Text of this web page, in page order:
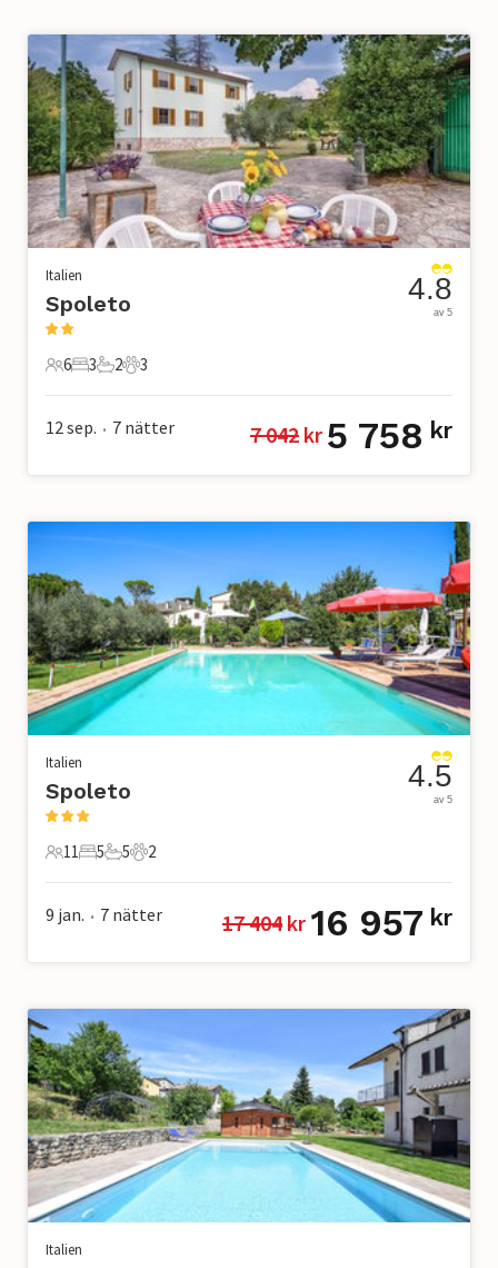
Italien
Spoleto
6 Gäster
6
3 Sovrum
3
2 Badrum
2
3 Husdjur
3
4.8
av 5
12 sep. • 7 nätter 7 042 kr 5 758 kr
Italien
Spoleto
11 Gäster
11
5 Sovrum
5
5 Badrum
5
2 Husdjur
2
4.5
av 5
9 jan. • 7 nätter 17 404 kr 16 957 kr
Italien